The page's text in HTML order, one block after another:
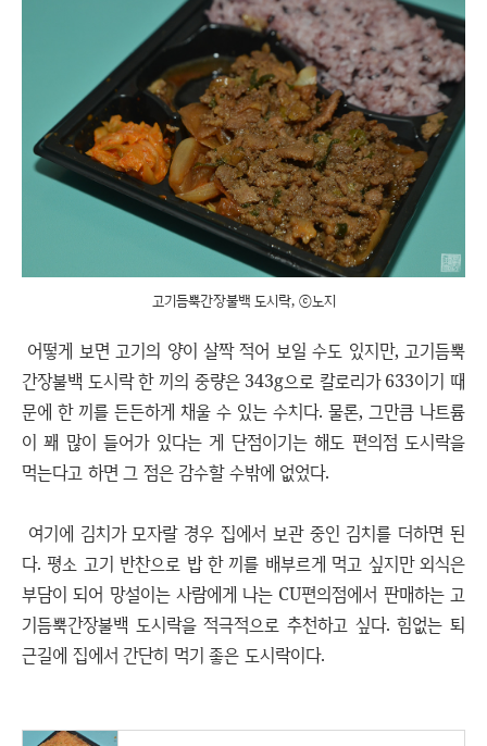
고기듬뿍간장불백 도시락, ⓒ노지
어떻게 보면 고기의 양이 살짝 적어 보일 수도 있지만, 고기듬뿍
간장불백 도시락 한 끼의 중량은 343g으로 칼로리가 633이기 때
문에 한 끼를 든든하게 채울 수 있는 수치다. 물론, 그만큼 나트륨
이 꽤 많이 들어가 있다는 게 단점이기는 해도 편의점 도시락을
먹는다고 하면 그 점은 감수할 수밖에 없었다.
여기에 김치가 모자랄 경우 집에서 보관 중인 김치를 더하면 된
다. 평소 고기 반찬으로 밥 한 끼를 배부르게 먹고 싶지만 외식은
부담이 되어 망설이는 사람에게 나는 CU편의점에서 판매하는 고
기듬뿍간장불백 도시락을 적극적으로 추천하고 싶다. 힘없는 퇴
근길에 집에서 간단히 먹기 좋은 도시락이다.